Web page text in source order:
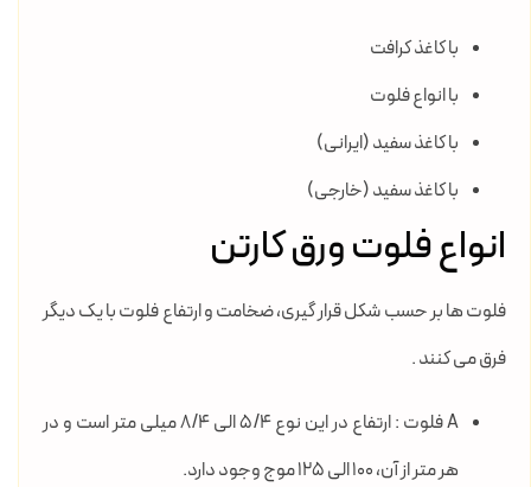
با کاغذ کرافت
با انواع فلوت
با کاغذ سفید (ایرانی)
با کاغذ سفید (خارجی)
انواع فلوت ورق کارتن
فلوت ها بر حسب شکل قرار گیری، ضخامت و ارتفاع فلوت با یک دیگر
فرق می کنند .
A فلوت : ارتفاع در این نوع 5/4 الی 8/4 میلی متر است و در
هر متر از آن، 100 الی 125 موج وجود دارد.